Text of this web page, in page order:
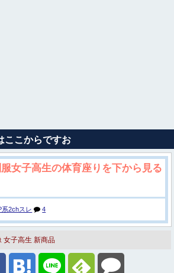
ここからですお
服女子高生の体育座りを下から見る
系2chスレ 4
女子高生 新商品